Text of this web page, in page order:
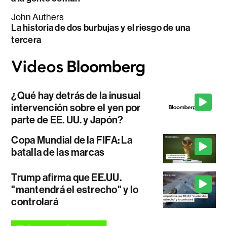
John Authers
La historia de dos burbujas y el riesgo de una
tercera
¿Qué hay detrás de la inusual
intervención sobre el yen por
parte de EE. UU. y Japón?
Copa Mundial de la FIFA: La
batalla de las marcas
Trump afirma que EE.UU.
"mantendrá el estrecho" y lo
controlará